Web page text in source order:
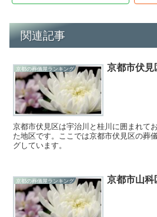
関連記事
京都の葬儀屋ランキング 京都市伏
京都市伏見区は宇治川と桂川に囲まれて
た地区です。ここでは京都市伏見区の葬
グしています。
京都の葬儀屋ランキング 京都市山